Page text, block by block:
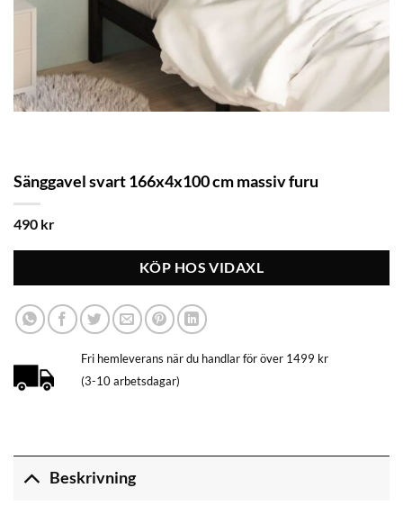
Sänggavel svart 166x4x100 cm massiv furu
490 kr
KÖP HOS VIDAXL
Fri hemleverans när du handlar för över 1499 kr
(3-10 arbetsdagar)
Beskrivning